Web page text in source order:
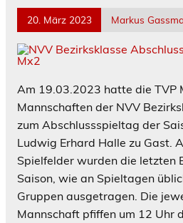
20. März 2023 Markus
Am 19.03.2023 hatte die TVP
Mannschaften der NVV
zum Abschlussspieltag der
Ludwig Erhard Halle zu Gast.
Spielfelder wurden die letzten
Saison, wie an Spieltagen
Gruppen ausgetragen. Die
Mannschaft pfiffen um 12 Uhr